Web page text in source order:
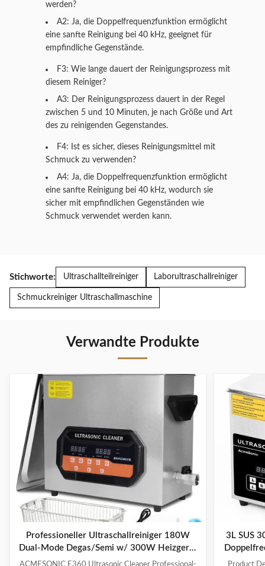
werden?
A2: Ja, die Doppelfrequenzfunktion ermöglicht
eine sanfte Reinigung bei 40 kHz, geeignet für
empfindliche Gegenstände.
F3: Wie lange dauert der Reinigungsprozess mit
diesem Reiniger?
A3: Der Reinigungsprozess dauert in der Regel
zwischen 5 und 10 Minuten, je nach Größe und Art
des zu reinigenden Gegenstandes.
F4: Ist es sicher, dieses Reinigungsmittel mit
Schmuck zu verwenden?
A4: Ja, die Doppelfrequenzfunktion ermöglicht
eine sanfte Reinigung bei 40 kHz, wodurch sie
sicher mit empfindlichen Gegenständen wie
Schmuck verwendet werden kann.
Stichworte: Ultraschallteilreiniger Laborultraschallreiniger
Schmuckreiniger Ultraschallmaschine
Verwandte Produkte
Professioneller Ultraschallreiniger 180W
Dual-Mode Degas/Semi w/ 300W Heizgerät
Digitaltimer für Schmuckwerkzeuge Brille
3L SUS